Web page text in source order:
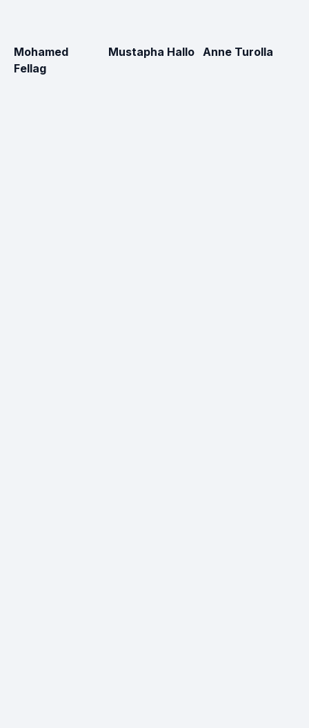
Mohamed
Fellag
Mustapha Hallo Anne Turolla